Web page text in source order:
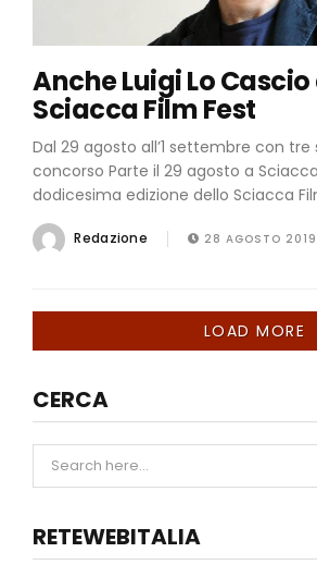
Anche Luigi Lo
Sciacca Film Fest
Dal 29 agosto all’1 settembre con tre
concorso Parte il 29 agosto a
dodicesima edizione dello Sciacca
Redazione 28 AGOSTO 2019
LOAD MORE
CERCA
RETEWEBITALIA